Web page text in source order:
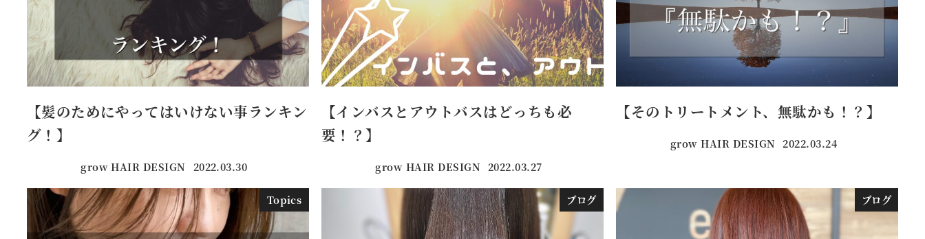
【髪のためにやってはいけない事ランキン
グ！】
grow HAIR DESIGN 投稿日
2022.03.30
【インバスとアウトバスはどっちも必
要！？】
grow HAIR DESIGN 投稿日
2022.03.27
【そのトリートメント、無駄かも！？】
grow HAIR DESIGN 投稿日
2022.03.24
Topics ブログ ブログ